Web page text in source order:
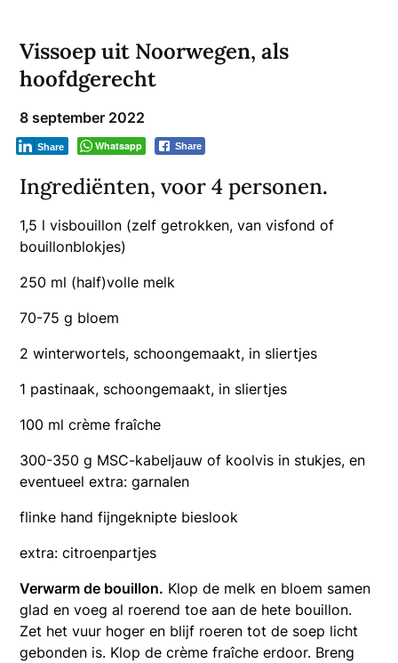
Vissoep uit Noorwegen, als
hoofdgerecht
8 september 2022
Whatsapp Share
Share
Ingrediënten, voor 4 personen.
1,5 l visbouillon (zelf getrokken, van visfond of
bouillonblokjes)
250 ml (half)volle melk
70-75 g bloem
2 winterwortels, schoongemaakt, in sliertjes
1 pastinaak, schoongemaakt, in sliertjes
100 ml crème fraîche
300-350 g MSC-kabeljauw of koolvis in stukjes, en
eventueel extra: garnalen
flinke hand fijngeknipte bieslook
extra: citroenpartjes
Verwarm de bouillon. Klop de melk en bloem samen
glad en voeg al roerend toe aan de hete bouillon.
Zet het vuur hoger en blijf roeren tot de soep licht
gebonden is. Klop de crème fraîche erdoor. Breng